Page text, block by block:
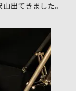
出てきました。